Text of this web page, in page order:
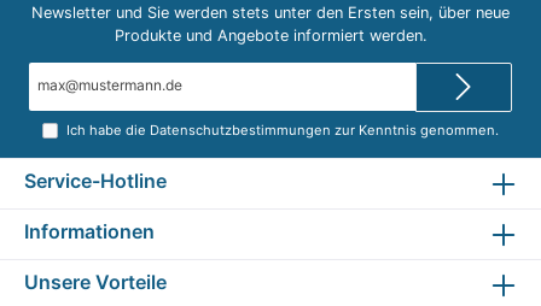
Newsletter und Sie werden stets unter den Ersten sein, über neue
Produkte und Angebote informiert werden.
Adresse*
Ich habe die Datenschutzbestimmungen zur Kenntnis genommen.
Service-Hotline
Informationen
Unsere Vorteile